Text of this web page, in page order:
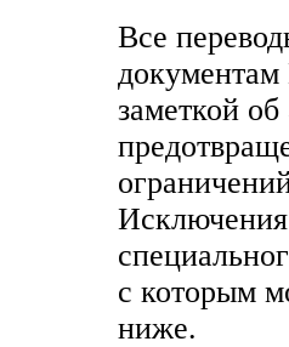
Все
заметкой
Исключения
с которым
ниже.